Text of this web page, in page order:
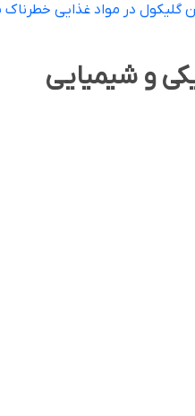
گلیکول در مواد غذایی
و شیمیایی